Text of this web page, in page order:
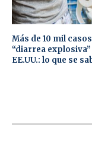
Más de 10 mil
“diarrea explosiva”
EE.UU.: lo que se